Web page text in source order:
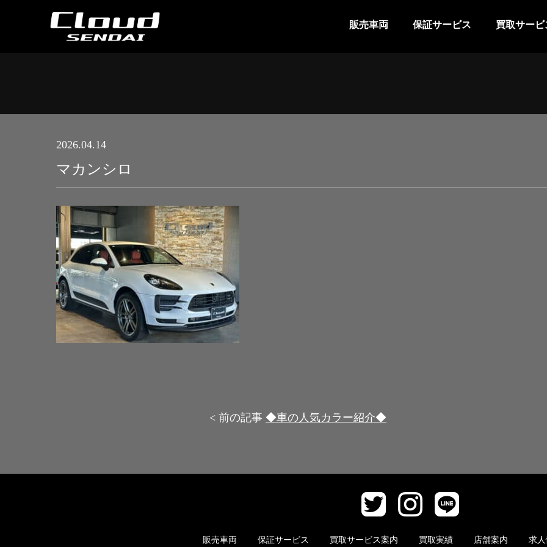
販売車両 保証サービス 買取サービ
2026.04.14
マカンシロ
< 前の記事 ◆車の人気カラー紹介◆
販売車両 保証サービス 買取サービス案内 買取実績 店舗案内 求